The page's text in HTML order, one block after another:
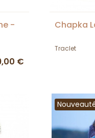
-
€
Chapka
Traclet